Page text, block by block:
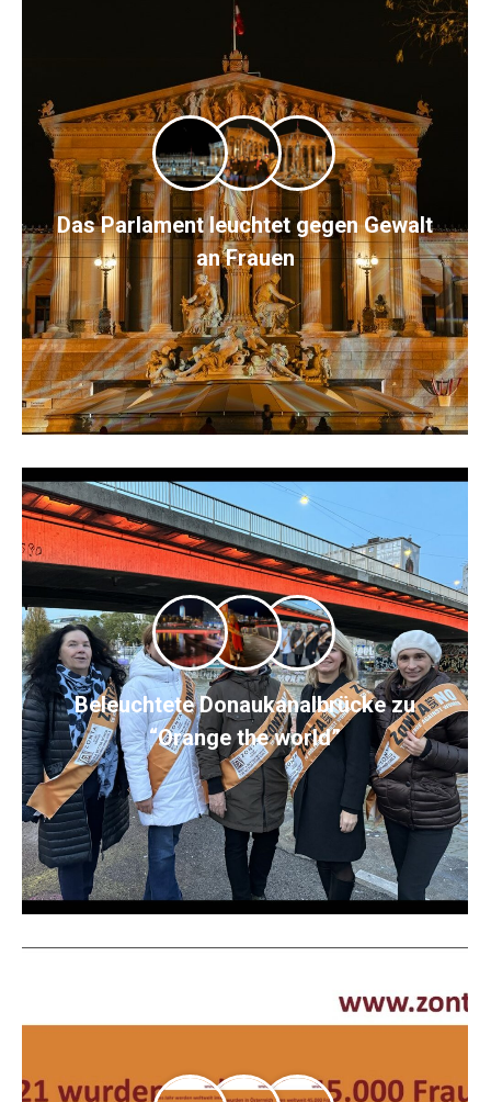
Das Parlament leuchtet gegen Gewalt
an Frauen
Beleuchtete Donaukanalbrücke zu
“Orange the world”